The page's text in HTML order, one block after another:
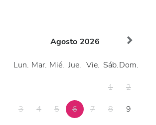
Agosto 2026
Lun. Mar. Mié. Jue. Vie. Sáb.Dom.
1
2
3
4 5 6 7 8
9